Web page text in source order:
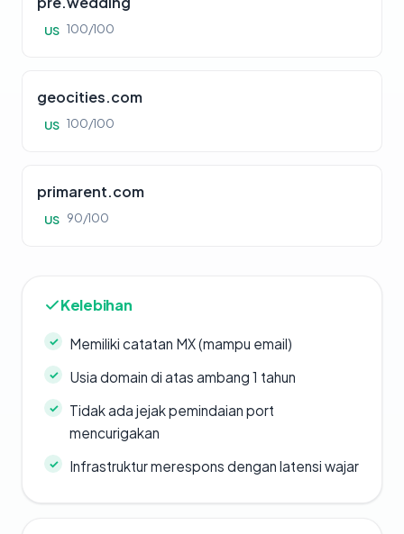
US 100/100
geocities.com
US 100/100
primarent.com
US 90/100
Kelebihan
Memiliki catatan MX (mampu email)
Usia domain di atas ambang 1 tahun
Tidak ada jejak pemindaian port
mencurigakan
Infrastruktur merespons dengan latensi wajar